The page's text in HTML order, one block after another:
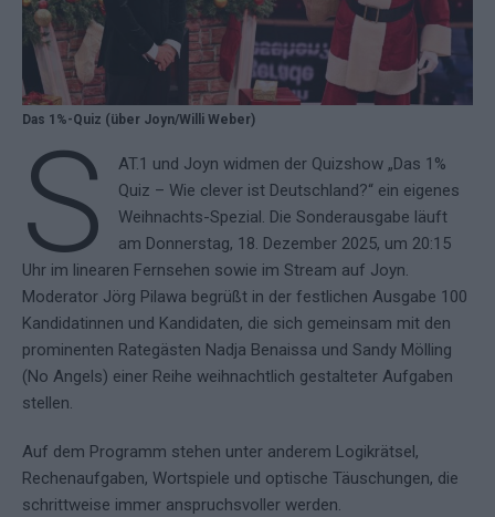
Das 1%-Quiz (über Joyn/Willi Weber)
S
AT.1 und Joyn widmen der Quizshow „Das 1%
Quiz – Wie clever ist Deutschland?“ ein eigenes
Weihnachts-Spezial. Die Sonderausgabe läuft
am Donnerstag, 18. Dezember 2025, um 20:15
Uhr im linearen Fernsehen sowie im Stream auf Joyn.
Moderator Jörg Pilawa begrüßt in der festlichen Ausgabe 100
Kandidatinnen und Kandidaten, die sich gemeinsam mit den
prominenten Rategästen Nadja Benaissa und Sandy Mölling
(No Angels) einer Reihe weihnachtlich gestalteter Aufgaben
stellen.
Auf dem Programm stehen unter anderem Logikrätsel,
Rechenaufgaben, Wortspiele und optische Täuschungen, die
schrittweise immer anspruchsvoller werden.